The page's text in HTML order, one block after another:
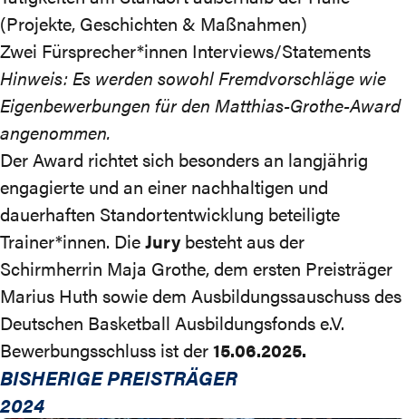
(Projekte, Geschichten & Maßnahmen)
Zwei Fürsprecher*innen Interviews/Statements
Hinweis: Es werden sowohl Fremdvorschläge wie
Eigenbewerbungen für den Matthias-Grothe-Award
angenommen.
Der Award richtet sich besonders an langjährig
engagierte und an einer nachhaltigen und
dauerhaften Standortentwicklung beteiligte
Trainer*innen. DieJurybesteht aus der
Schirmherrin Maja Grothe, dem ersten Preisträger
Marius Huth sowie dem Ausbildungssauschuss des
Deutschen Basketball Ausbildungsfonds e.V.
Bewerbungsschluss ist der15.06.2025.
BISHERIGE PREISTRÄGER
2024